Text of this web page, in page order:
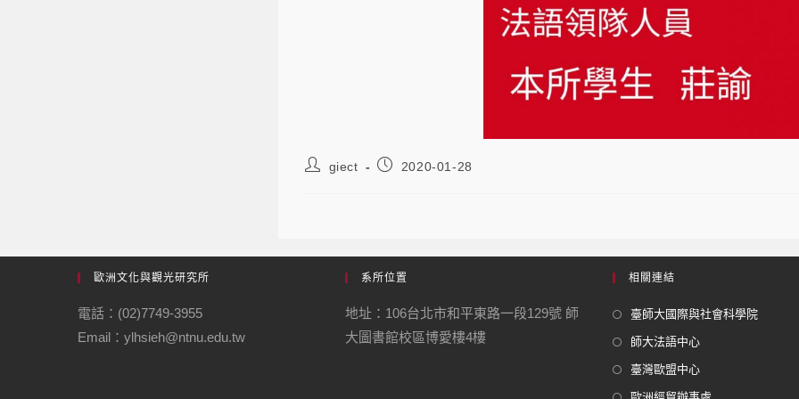
giect 2020-01-28
歐洲文化與觀光研究所
電話：(02)7749-3955
Email：ylhsieh@ntnu.edu.tw
系所位置
地址：106台北市和平東路一段129號 師
大圖書館校區博愛樓4樓
相關連結
臺師大國際與社會科學院
師大法語中心
臺灣歐盟中心